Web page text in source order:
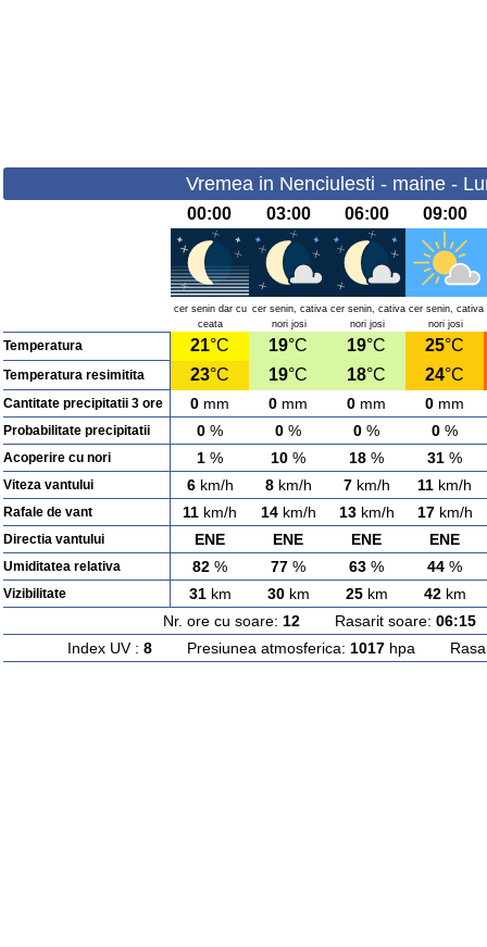
Vremea in Nenciulesti - maine -
00:00 03:00 06:00 09:00
cer senin dar cu
ceata
cer senin, cativa
nori josi
cer senin, cativa
nori josi
cer senin, cativa
nori josi
Temperatura 21°C 19°C 19°C 25°C
Temperatura resimitita 23°C 19°C 18°C 24°C
Cantitate precipitatii 3 ore 0 mm 0 mm 0 mm 0 mm
Probabilitate precipitatii 0 % 0 % 0 % 0 %
Acoperire cu nori 1 % 10 % 18 % 31 %
Viteza vantului 6km/h 8km/h 7km/h 11 km/h
Rafale de vant 11 km/h 14km/h 13km/h 17km/h
Directia vantului ENE ENE ENE ENE
Umiditatea relativa 82 % 77 % 63 % 44 %
Vizibilitate 31km 30km 25km 42km
Nr. ore cu soare: 12Rasarit soare: 06:15
Index UV : 8Presiunea atmosferica: 1017hpa